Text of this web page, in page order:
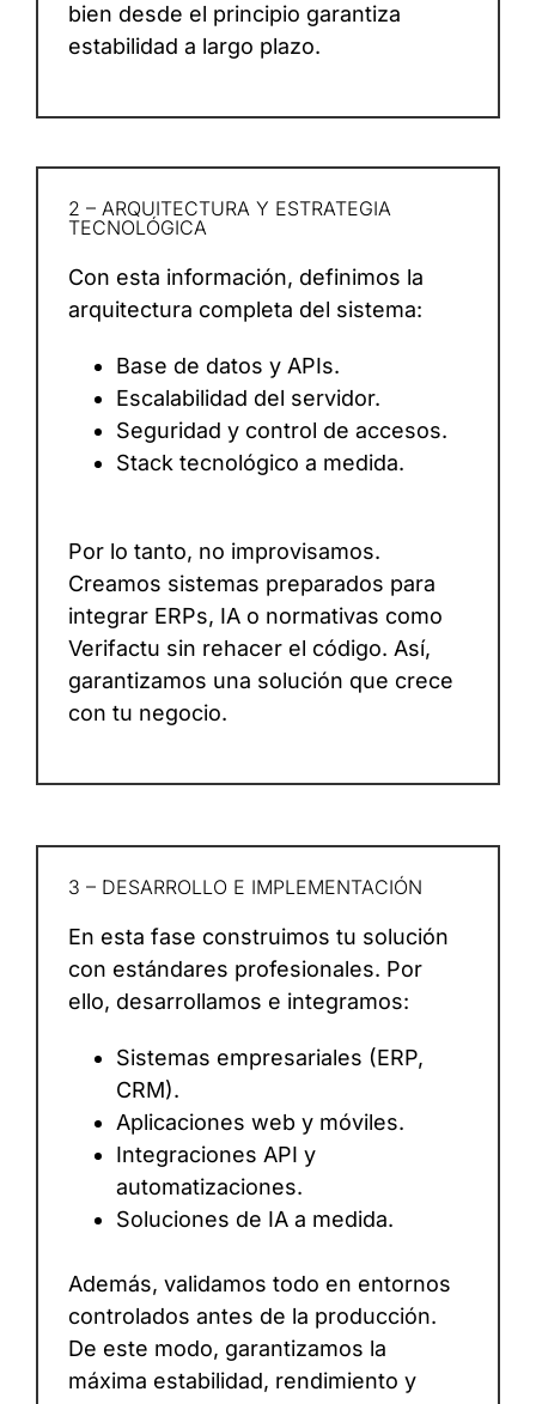
bien desde el principio garantiza
estabilidad a largo plazo.
2 – ARQUITECTURA Y ESTRATEGIA
TECNOLÓGICA
Con esta información, definimos la
arquitectura completa del sistema:
Base de datos y APIs.
Escalabilidad del servidor.
Seguridad y control de accesos.
Stack tecnológico a medida.
Por lo tanto, no improvisamos.
Creamos sistemas preparados para
integrar ERPs, IA o normativas como
Verifactu sin rehacer el código. Así,
garantizamos una solución que crece
con tu negocio.
3 – DESARROLLO E IMPLEMENTACIÓN
En esta fase construimos tu solución
con estándares profesionales. Por
ello, desarrollamos e integramos:
Sistemas empresariales (ERP,
CRM).
Aplicaciones web y móviles.
Integraciones API y
automatizaciones.
Soluciones de IA a medida.
Además, validamos todo en entornos
controlados antes de la producción.
De este modo, garantizamos la
máxima estabilidad, rendimiento y